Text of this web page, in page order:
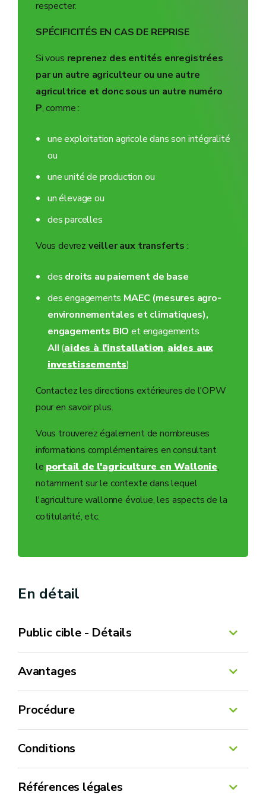
respecter.
SPÉCIFICITÉS EN CAS DE REPRISE
Si vous reprenez des entités enregistrées
par un autre agriculteur ou une autre
agricultrice et donc sous un autre numéro
P, comme :
une exploitation agricole dans son intégralité
ou
une unité de production ou
un élevage ou
des parcelles
Vous devrez veiller aux transferts :
des droits au paiement de base
des engagements MAEC (mesures agro-
environnementales et climatiques),
engagements BIO et engagements
AII (aides à l'installation, aides aux
investissements)
Contactez les directions extérieures de l'OPW
pour en savoir plus.
Vous trouverez également de nombreuses
informations complémentaires en consultant
le portail de l'agriculture en Wallonie,
notamment sur le contexte dans lequel
l'agriculture wallonne évolue, les aspects de la
cotitularité, etc.
En détail
Public cible - Détails
Avantages
Portail
Agriculture consacrée aux aides
Procédure
Conditions
Références légales